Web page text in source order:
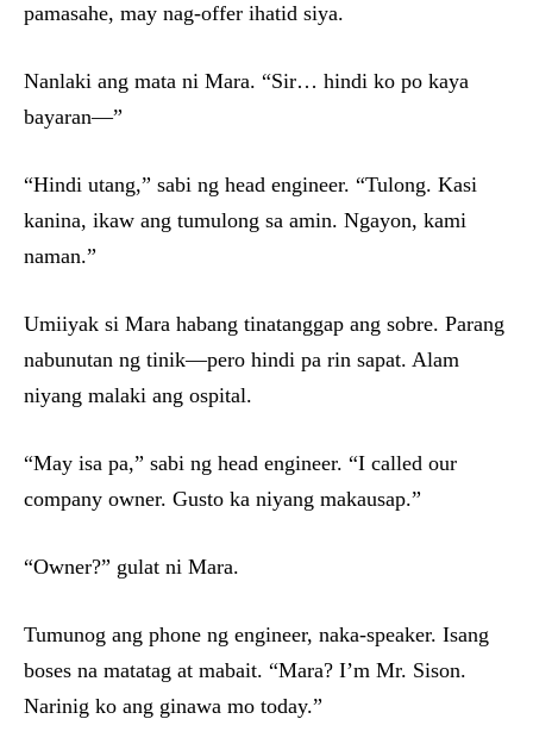
pamasahe, may nag-offer ihatid siya.
Nanlaki ang mata ni Mara. “Sir… hindi ko po kaya
bayaran—”
“Hindi utang,” sabi ng head engineer. “Tulong. Kasi
kanina, ikaw ang tumulong sa amin. Ngayon, kami
naman.”
Umiiyak si Mara habang tinatanggap ang sobre. Parang
nabunutan ng tinik—pero hindi pa rin sapat. Alam
niyang malaki ang ospital.
“May isa pa,” sabi ng head engineer. “I called our
company owner. Gusto ka niyang makausap.”
“Owner?” gulat ni Mara.
Tumunog ang phone ng engineer, naka-speaker. Isang
boses na matatag at mabait. “Mara? I’m Mr. Sison.
Narinig ko ang ginawa mo today.”